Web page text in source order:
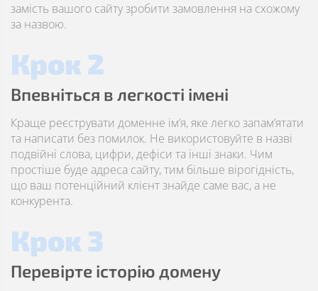
замість вашого сайту зробити замовлення на схожому
за назвою.
Крок 2
Впевніться в легкості імені
Краще реєструвати доменне ім’я, яке легко запам’ятати
та написати без помилок. Не використовуйте в назві
подвійні слова, цифри, дефіси та інші знаки. Чим
простіше буде адреса сайту, тим більше вірогідність,
що ваш потенційний клієнт знайде саме вас, а не
конкурента.
Крок 3
Перевірте історію домену